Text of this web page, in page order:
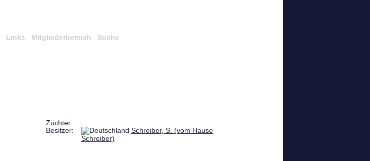
Links Mitgliederbereich Suche
Züchter:
Besitzer:
Schreiber, S. (vom Hause
Schreiber)